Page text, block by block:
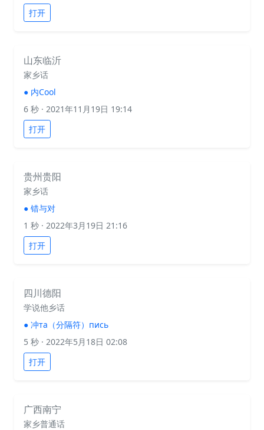
打开
山东临沂
家乡话
● 内Cool
6 秒 · 2021年11月19日 19:14
打开
贵州贵阳
家乡话
● 错与对
1 秒 · 2022年3月19日 21:16
打开
四川德阳
学说他乡话
● 冲та（分隔符）пись
5 秒 · 2022年5月18日 02:08
打开
广西南宁
家乡普通话